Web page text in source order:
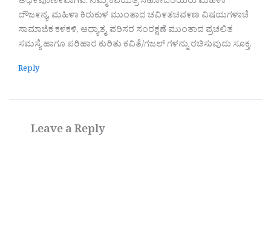
ದೌಜ೯ನ್ಯ, ಮಹಿಳಾ ಕಿರುಕುಳ ಮುಂತಾದ ಚವಿ೯ತಚವ೯ಣ ವಿಷಯಗಳಾಚೆ
ಸಾಮಾಜಿಕ ಕಳಕಳಿ, ಆಧ್ಯಾತ್ಮ, ಪರಿಸರ ಸಂರಕ್ಷಣೆ ಮುಂತಾದ ಪ್ರಚಲಿತ
ಸಮಸ್ಯೆ ಹಾಗೂ ಪರಿಹಾರ ಕುರಿತು ಕವಿತೆ/ಗಜಲ್ ಗಳನ್ನು ರಚಿಸುವುದು ಸೂಕ್ತ.
Reply
Leave a Reply